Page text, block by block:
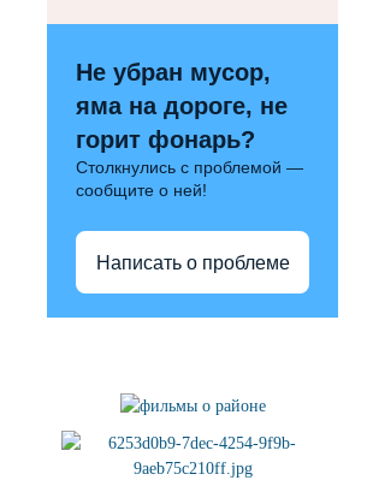
Не убран мусор,
яма на дороге, не
горит фонарь?
Столкнулись с проблемой —
сообщите о ней!
Написать о проблеме